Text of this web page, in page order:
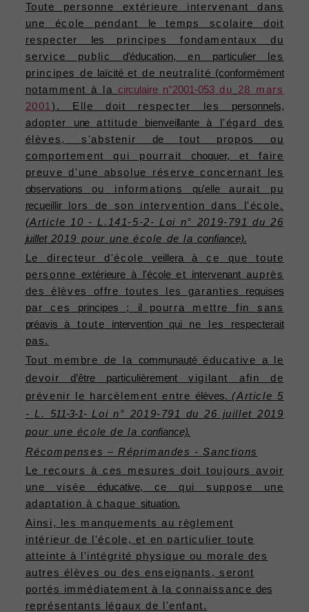
Toute personne extérieure intervenant dans
une école pendant
letemps scolaire doit
respecter
les principes fondamentaux du
service public d'éducation, en particulierles
principes de
laïcitéet de neutralité (conformément
notamment à la circulaire n°2001-053 du
28 mars
2001 ). Elle doit respecter les personnels,
adopter une attitude bienveillante à l'égard des
élèves, s'abstenir detout propos ou
comportement qui pourraitchoquer, et faire
preuve d'une absolue réserve concernant les
observations ou informations qu'elleaurait pu
recueillirlors de son intervention dans l'école.
(Article 10 - L.141-5-2- Loi n° 2019-791 du 26
juillet2019 pour une école de laconfiance).
Le directeur d'écoleveilleraà ce que toute
personne extérieure à l'écoleet intervenant auprès
des élèves offre toutes les garanties requises
par ces principes ; il
pourra mettre fin sans
préavis à toute intervention qui ne les respecterait
pas.
Tout membre de la communautééducative a le
devoird’être particulièrement vigilant afin de
prévenir le harcèlement entreélèves. (Article 5
- L. 511-3-1- Loi n° 2019-791 du 26 juillet 2019
pour une école de laconfiance).
Récompenses – Réprimandes - Sanctions
Le recours à ces mesures doit toujours avoir
une visée éducative, ce qui suppose une
adaptation à chaque situation.
Ainsi, les manquements au règlement
intérieur de l'école, et en particulier toute
atteinte à l'intégrité physique ou morale des
autres élèves ou des enseignants, seront
portés immédiatement à la connaissance des
représentants légaux de l'enfant.